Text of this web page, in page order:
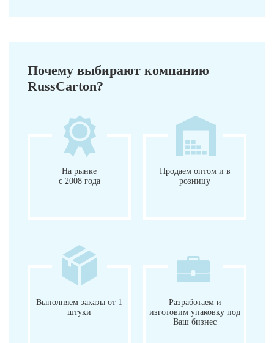
Почему выбирают компанию
RussCarton?
На рынке
с 2008 года
Продаем оптом и в
розницу
Выполняем заказы от 1
штуки
Разработаем и
изготовим упаковку под
Ваш бизнес